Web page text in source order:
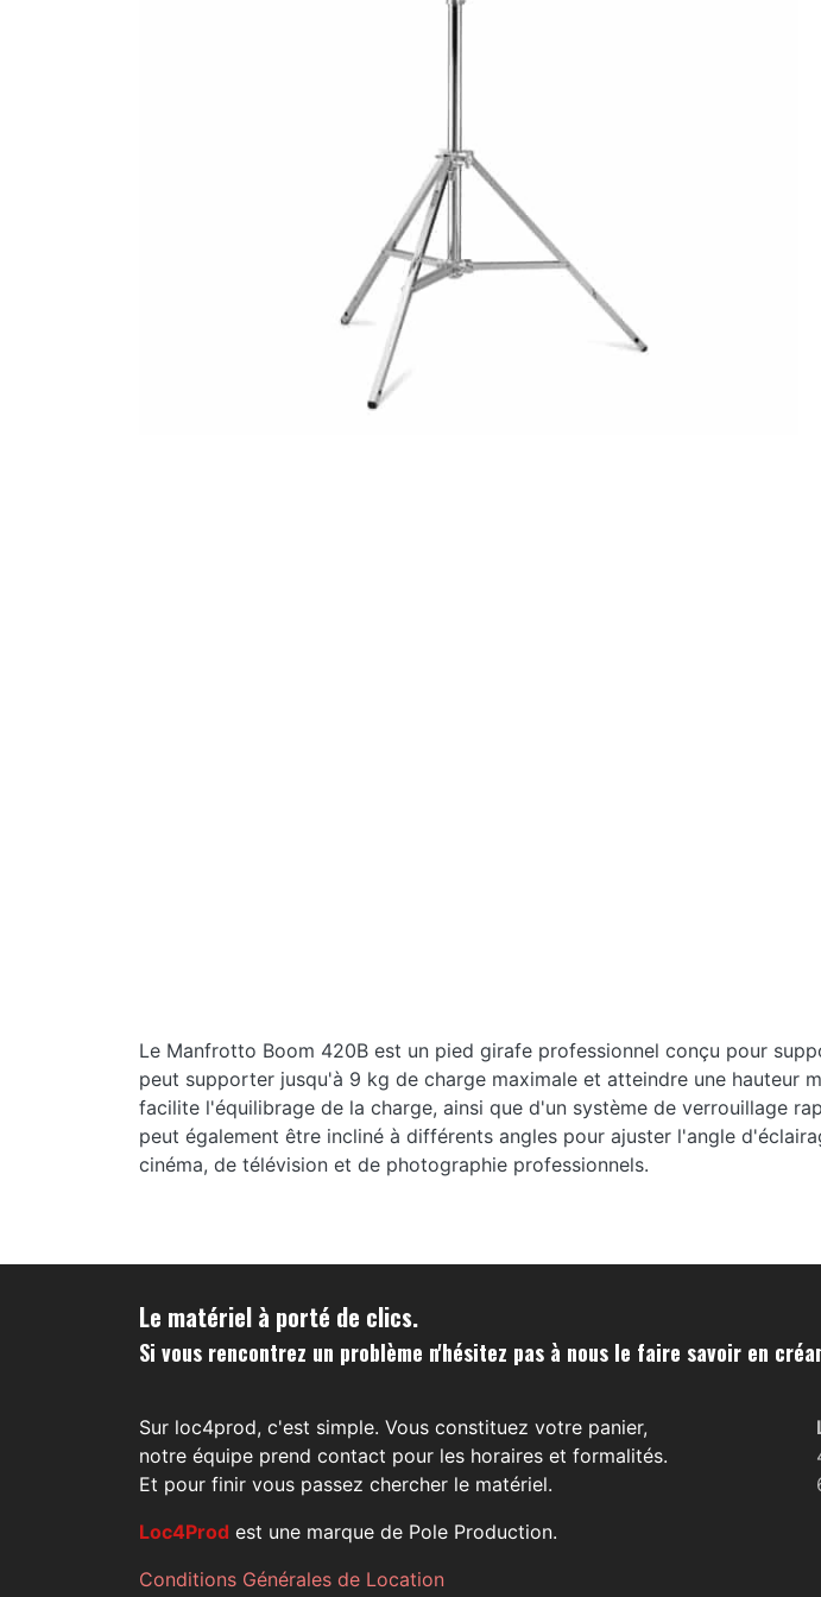
Le Manfrotto Boom 420B est un pied girafe professionnel conçu pour
peut supporter jusqu'à 9 kg de charge maximale et atteindre une hauteur
facilite l'équilibrage de la charge, ainsi que d'un système de verrouillage
peut également être incliné à différents angles pour ajuster l'angle
cinéma, de télévision et de photographie professionnels.
Le matériel à porté de clics.
Si vous rencontrez un problème n'hésitez pas à nous le faire savoir en
Sur loc4prod, c'est simple. Vous constituez votre panier,
notre équipe prend contact pour les horaires et formalités.
Et pour finir vous passez chercher le matériel.
Loc4Prod est une marque de Pole Production.
Conditions Générales de Location